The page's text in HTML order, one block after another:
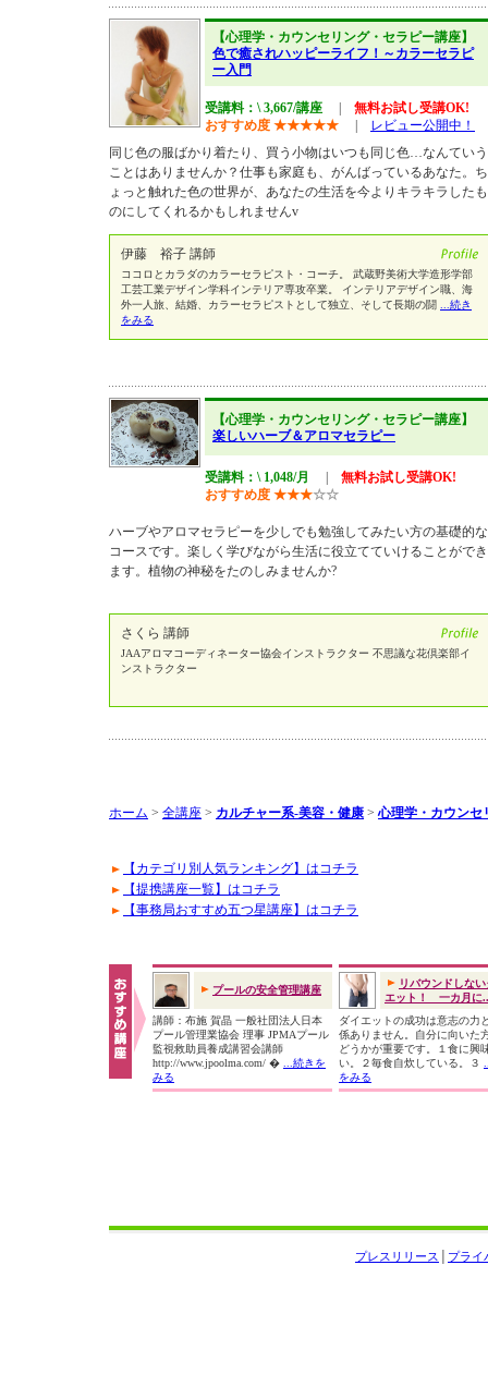
【心理学・カウンセリング・セラピー講座】
色で癒されハッピーライフ！～カラーセラピ
ー入門
受講料：\ 3,667/講座
無料お試し受講OK!
おすすめ度 ★★★★★
レビュー公開中！
同じ色の服ばかり着たり、買う小物はいつも同じ色…なんていう
ことはありませんか？仕事も家庭も、がんばっているあなた。ち
ょっと触れた色の世界が、あなたの生活を今よりキラキラしたも
のにしてくれるかもしれませんv
伊藤 裕子 講師
ココロとカラダのカラーセラピスト・コーチ。 武蔵野美術大学造形学部
工芸工業デザイン学科インテリア専攻卒業。 インテリアデザイン職、海
外一人旅、結婚、カラーセラピストとして独立、そして長期の闘
...続き
をみる
【心理学・カウンセリング・セラピー講座】
楽しいハーブ＆アロマセラピー
受講料：\ 1,048/月
無料お試し受講OK!
おすすめ度 ★★★☆☆
ハーブやアロマセラピーを少しでも勉強してみたい方の基礎的な
コースです。楽しく学びながら生活に役立てていけることができ
ます。植物の神秘をたのしみませんか?
さくら 講師
JAAアロマコーディネーター協会インストラクター 不思議な花倶楽部イ
ンストラクター
ホーム > 全講座 > カルチャー系-美容・健康 >心理学・カウンセ
【カテゴリ別人気ランキング】はコチラ
【提携講座一覧】はコチラ
【事務局おすすめ五つ星講座】はコチラ
プールの安全管理講座
講師：布施 賀晶 一般社団法人日本
プール管理業協会 理事 JPMAプール
監視救助員養成講習会講師
http://www.jpoolma.com/ �
...続きを
みる
リバウンドしな
エット！ 一カ月に
ダイエットの成功は意志の力
係ありません。自分に向いた
どうかが重要です。１食に興
い。２毎食自炊している。３
をみる
プライ
プレスリリース